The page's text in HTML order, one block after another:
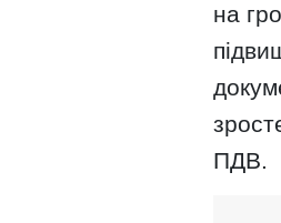
на
ПДВ.